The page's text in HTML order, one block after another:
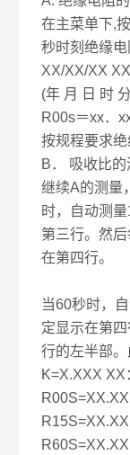
在主菜单下,
秒时刻绝缘电
XX/XX/XX
(年 月 日 时
R00s＝xx．
按规程要求绝
B． 吸收比的
继续A的测量
时，自动测
第三行。然
在第四行。
当60秒时，
定显示在第
行的左半部。
K=X.XXX XX